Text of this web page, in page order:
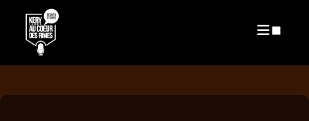
PUBLICATIONS